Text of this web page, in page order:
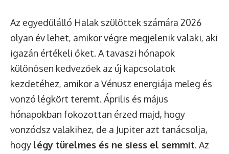
Az egyedülálló Halak szülöttek számára 2026
olyan év lehet, amikor végre megjelenik valaki, aki
igazán értékeli őket. A tavaszi hónapok
különösen kedvezőek az új kapcsolatok
kezdetéhez, amikor a Vénusz energiája meleg és
vonzó légkört teremt. Április és május
hónapokban fokozottan érzed majd, hogy
vonzódsz valakihez, de a Jupiter azt tanácsolja,
hogy légy türelmes és ne siess el semmit. Az